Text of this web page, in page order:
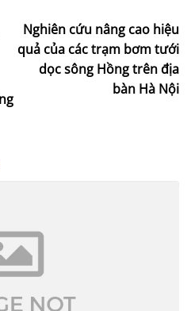
Nghiên cứu nâng cao hiệu
quả của các trạm bơm tưới
dọc sông Hồng trên địa
bàn Hà Nội